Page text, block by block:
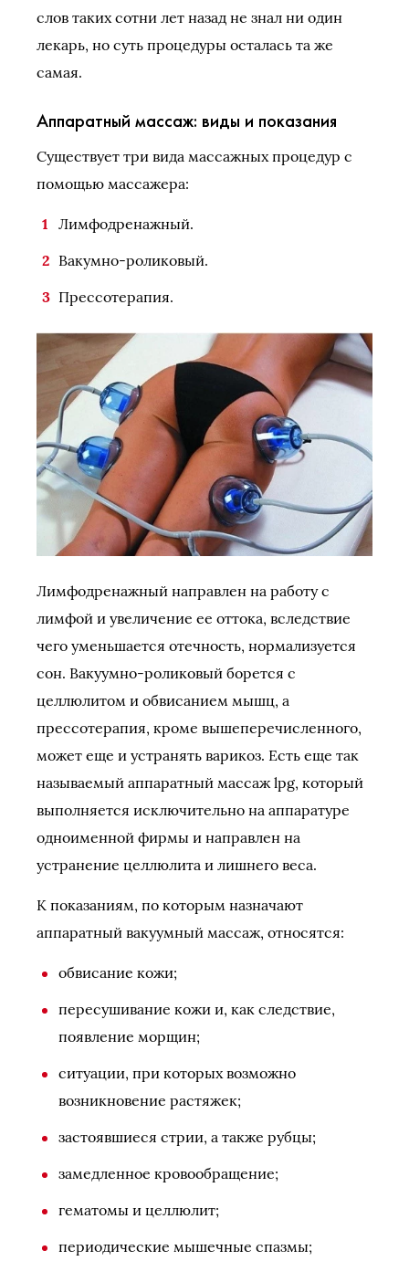
слов таких сотни лет назад не знал ни один
лекарь, но суть процедуры осталась та же
самая.
Аппаратный массаж: виды и показания
Существует три вида массажных процедур с
помощью массажера:
Лимфодренажный.
Вакумно-роликовый.
Прессотерапия.
Лимфодренажный направлен на работу с
лимфой и увеличение ее оттока, вследствие
чего уменьшается отечность, нормализуется
сон. Вакуумно-роликовый борется с
целлюлитом и обвисанием мышц, а
прессотерапия, кроме вышеперечисленного,
может еще и устранять варикоз. Есть еще так
называемый аппаратный массаж lpg, который
выполняется исключительно на аппаратуре
одноименной фирмы и направлен на
устранение целлюлита и лишнего веса.
К показаниям, по которым назначают
аппаратный вакуумный массаж, относятся:
обвисание кожи;
пересушивание кожи и, как следствие,
появление морщин;
ситуации, при которых возможно
возникновение растяжек;
застоявшиеся стрии, а также рубцы;
замедленное кровообращение;
гематомы и целлюлит;
периодические мышечные спазмы;